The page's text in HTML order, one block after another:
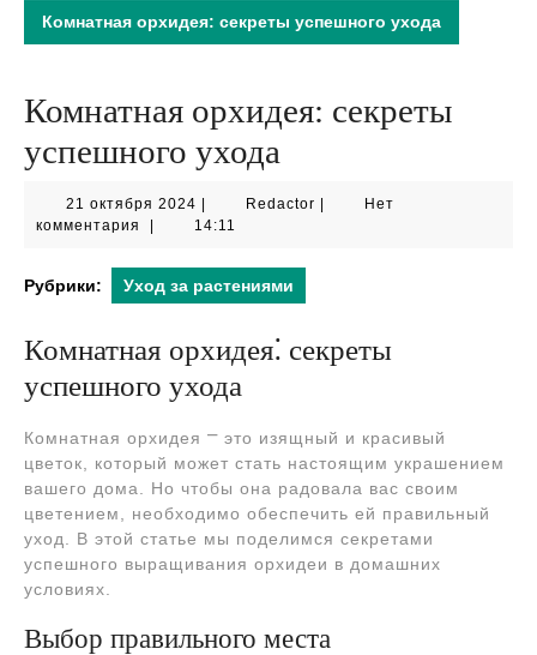
Комнатная орхидея: секреты успешного ухода
Комнатная орхидея: секреты
успешного ухода
21 октября 2024 21
октября
RedactorRedactor
Нет
комментария
14:11
Рубрики: Уход за растениями
Комнатная орхидея⁚ секреты
успешного ухода
Комнатная орхидея ⎻ это изящный и красивый
цветок, который может стать настоящим украшением
вашего дома. Но чтобы она радовала вас своим
цветением, необходимо обеспечить ей правильный
уход. В этой статье мы поделимся секретами
успешного выращивания орхидеи в домашних
условиях.
Выбор правильного места